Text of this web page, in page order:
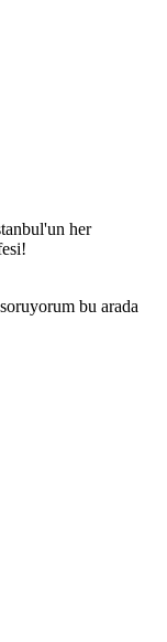
her
bu arada